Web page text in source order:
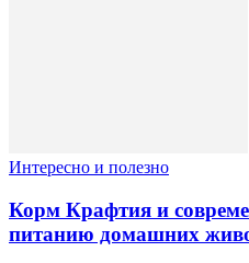
Интересно и полезно
Корм Крафтия и
питанию домашних